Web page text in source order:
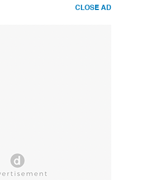
CLOSE AD